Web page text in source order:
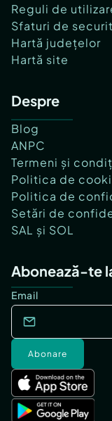
Reguli de
Sfaturi de
Hartă județelor
Hartă site
Despre
Blog
ANPC
Termeni și
Politica de
Politica de
Setări de
SAL și SOL
Abonează-te
Email
Abonare